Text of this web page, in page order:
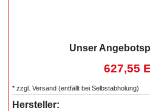
Unser
627,55
* zzgl. Versand (entfällt bei Selbstabholung)
Hersteller: